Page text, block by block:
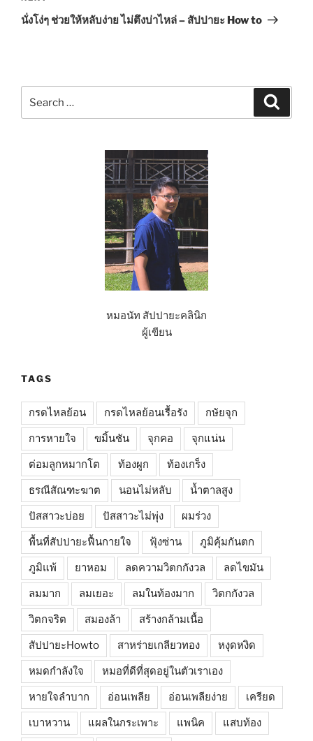
Post
นั่งโง่ๆ ช่วยให้หลับง่าย ไม่ตึงบ่าไหล่ – สัปปายะ How to
for:
หมอนัท สัปปายะคลินิก
ผู้เขียน
TAGS
กรดไหลย้อน กรดไหลย้อนเรื้อรัง กษัยจุก
การหายใจ ขมิ้นชัน จุกคอ จุกแน่น
ต่อมลูกหมากโต ท้องผูก ท้องเกร็ง
ธรณีสัณฑะฆาต นอนไม่หลับ น้ำตาลสูง
ปัสสาวะบ่อย ปัสสาวะไม่พุ่ง ผมร่วง
พื้นที่สัปปายะฟื้นกายใจ ฟุ้งซ่าน ภูมิคุ้มกันตก
ภูมิแพ้ ยาหอม ลดความวิตกกังวล ลดไขมัน
ลมมาก ลมเยอะ ลมในท้องมาก วิตกกังวล
วิตกจริต สมองล้า สร้างกล้ามเนื้อ
สัปปายะHowto สาหร่ายเกลียวทอง หงุดหงิด
หมดกำลังใจ หมอที่ดีที่สุดอยู่ในตัวเราเอง
หายใจลำบาก อ่อนเพลีย อ่อนเพลียง่าย เครียด
เบาหวาน แผลในกระเพาะ แพนิค แสบท้อง